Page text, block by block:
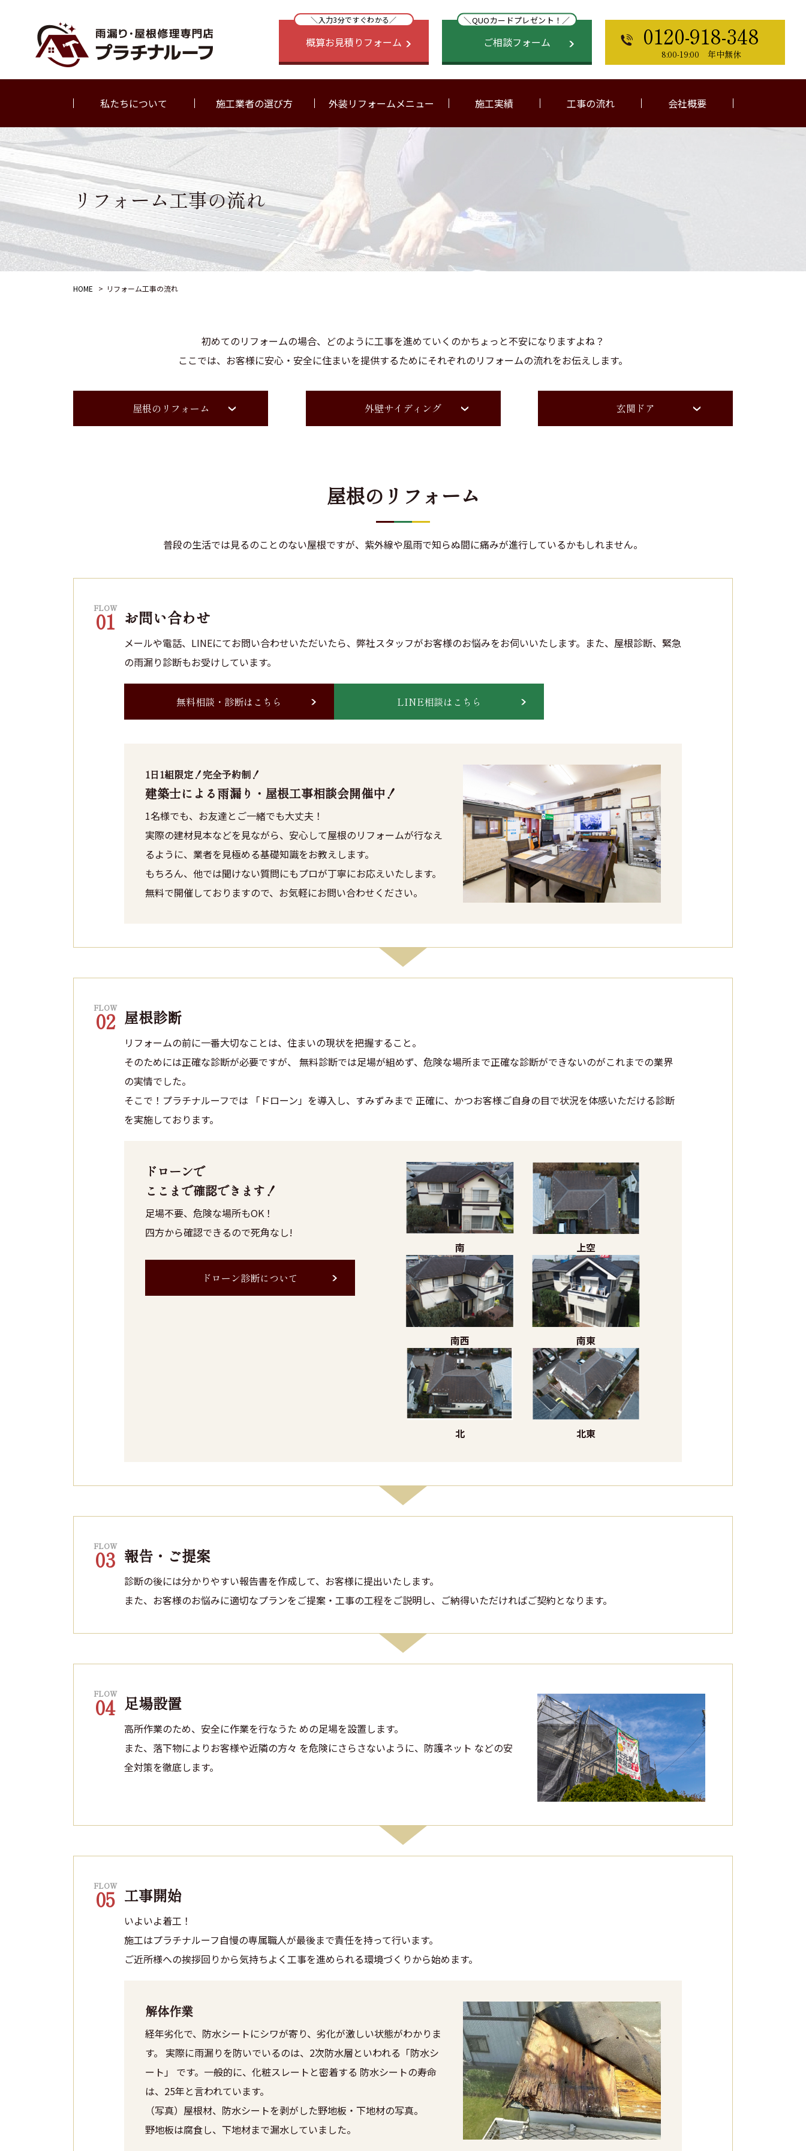
＼入力3分ですぐわかる／
概算お見積りフォーム
＼QUOカードプレゼント！／
ご相談フォーム 0120-918-348
8:00-19:00 年中無休
私たちについて 施工業者の選び方 外装リフォームメニュー 施工実績 工事の流れ 会社概要
リフォーム工事の流れ
HOME リフォーム工事の流れ
初めてのリフォームの場合、どのように工事を進めていくのかちょっと不安になりますよね？
ここでは、お客様に安心・安全に住まいを提供するためにそれぞれのリフォームの流れをお伝えします。
屋根のリフォーム 外壁サイディング 玄関ドア
屋根のリフォーム
普段の生活では見るのことのない屋根ですが、紫外線や風雨で知らぬ間に痛みが進行しているかもしれません。
FLOW
01 お問い合わせ
メールや電話、LINEにてお問い合わせいただいたら、弊社スタッフがお客様のお悩みをお伺いいたします。また、屋根診断、緊急
の雨漏り診断もお受けしています。
無料相談・診断はこちら LINE相談はこちら
1日1組限定！完全予約制！
建築士による雨漏り・屋根工事相談会開催中！
1名様でも、お友達とご一緒でも大丈夫！
実際の建材見本などを見ながら、安心して屋根のリフォームが行なえ
るように、業者を見極める基礎知識をお教えします。
もちろん、他では聞けない質問にもプロが丁寧にお応えいたします。
無料で開催しておりますので、お気軽にお問い合わせください。
FLOW
02 屋根診断
リフォームの前に一番大切なことは、住まいの現状を把握すること。
そのためには正確な診断が必要ですが、 無料診断では足場が組めず、危険な場所まで正確な診断ができないのがこれまでの業界
の実情でした。
そこで！プラチナルーフでは 「ドローン」を導入し、すみずみまで 正確に、かつお客様ご自身の目で状況を体感いただける診断
を実施しております。
ドローンで
ここまで確認できます！
足場不要、危険な場所もOK！
四方から確認できるので死角なし!
ドローン診断について
南 上空
南西 南東
北 北東
FLOW
03 報告・ご提案
診断の後には分かりやすい報告書を作成して、お客様に提出いたします。
また、お客様のお悩みに適切なプランをご提案・工事の工程をご説明し、ご納得いただければご契約となります。
FLOW
04 足場設置
高所作業のため、安全に作業を行なうた めの足場を設置します。
また、落下物によりお客様や近隣の方々 を危険にさらさないように、防護ネット などの安
全対策を徹底します。
FLOW
05 工事開始
いよいよ着工！
施工はプラチナルーフ自慢の専属職人が最後まで責任を持って行います。
ご近所様への挨拶回りから気持ちよく工事を進められる環境づくりから始めます。
解体作業
経年劣化で、防水シートにシワが寄り、劣化が激しい状態がわかりま
す。 実際に雨漏りを防いでいるのは、2次防水層といわれる「防水シ
ート」 です。一般的に、化粧スレートと密着する 防水シートの寿命
は、25年と言われています。
（写真）屋根材、防水シートを剥がした野地板・下地材の写真。
野地板は腐食し、下地材まで漏水していました。